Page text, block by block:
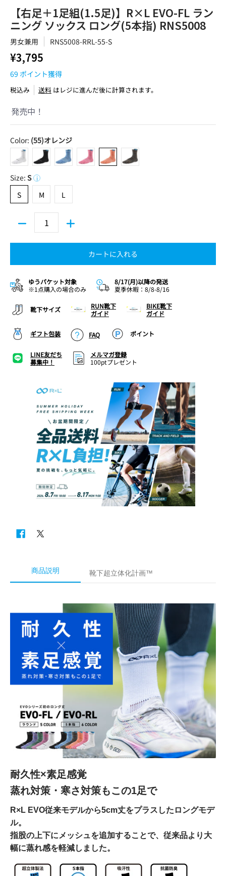
【右足＋1足組(1.5足)】R×L EVO-FL ラン
ニング ソックス ロング(5本指) RNS5008
男女兼用 RNS5008-RRL-55-S
¥3,795
69 ポイント獲得
税込み 送料 はレジに進んだ後に計算されます。
発売中！
Color: (55)オレンジ
(01)ホワイト(10)ブラック(20)ブルー
Size: S i
S
S
M L
カートに入れる
ゆうパケット対象
※1点購入の場合のみ
8/17(月)以降の発送
夏季休暇：8/8-8/16
靴下サイズ
RUN靴下
ガイド
BIKE靴下
ガイド
ギフト包装 FAQ ポイント
LINE友だち
募集中！
メルマガ登録
100ptプレゼント
商品説明 靴下超立体化計画™
耐久性×素足感覚
蒸れ対策・寒さ対策もこの1足で
R×L EVO従来モデルから5cm丈をプラスしたロングモデ
ル。
指股の上下にメッシュを追加することで、従来品より大
幅に蒸れ感を軽減しました。